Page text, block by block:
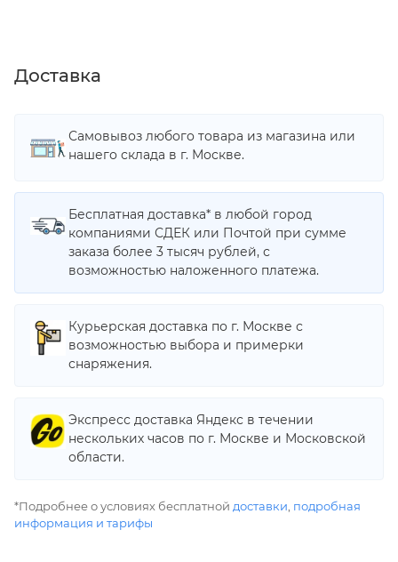
Доставка
Самовывоз любого товара из магазина или
нашего склада в г. Москве.
Бесплатная доставка* в любой город
компаниями СДЕК или Почтой при сумме
заказа более 3 тысяч рублей, с
возможностью наложенного платежа.
Курьерская доставка по г. Москве с
возможностью выбора и примерки
снаряжения.
Экспресс доставка Яндекс в течении
нескольких часов по г. Москве и Московской
области.
*Подробнее о условиях бесплатной доставки подробная
информация и тарифы